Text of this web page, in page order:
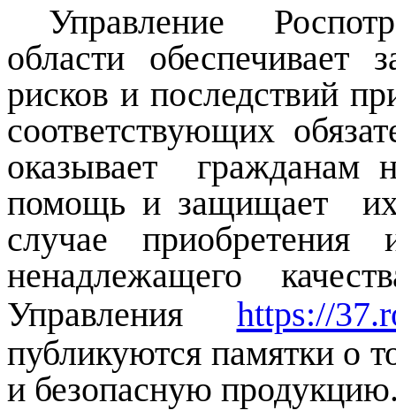
Управление
области обеспечивает
рисков и последствий
соответствующих
оказывает гражданам
помощь и защищает их
случае
ненадлежащего
Управления
https://
публикуются памятки о
и безопасную